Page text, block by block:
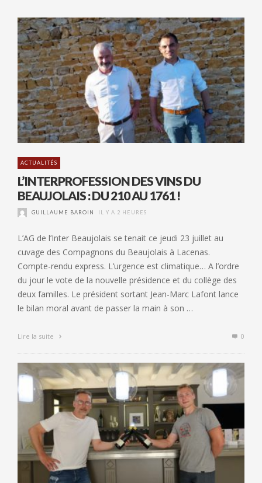
ACTUALITÉS
L’INTERPROFESSION DES VINS DU
BEAUJOLAIS : DU 210 AU 1761 !
GUILLAUME BAROIN IL Y A 2 HEURES
L’AG de l’Inter Beaujolais se tenait ce jeudi 23 juillet au
cuvage des Compagnons du Beaujolais à Lacenas.
Compte-rendu express. L’urgence est climatique… A l’ordre
du jour le vote de la nouvelle présidence et du collège des
deux familles. Le président sortant Jean-Marc Lafont lance
le bilan moral avant de passer la main à son …
Lire la suite 0